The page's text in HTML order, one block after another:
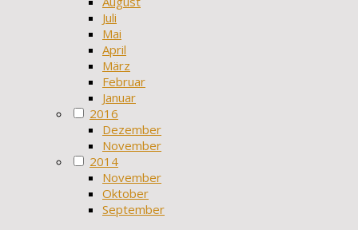
Juli
Mai
April
März
Februar
Januar
2016
Dezember
November
2014
November
Oktober
September